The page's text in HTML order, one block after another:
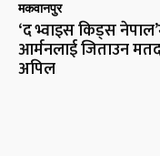
मकवानपुर
‘द भ्वाइस किड्स
आर्मनलाई जिताउन
अपिल